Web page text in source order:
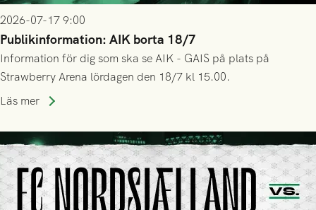
2026-07-17 9:00
Publikinformation: AIK borta 18/7
Information för dig som ska se AIK - GAIS på plats på
Strawberry Arena lördagen den 18/7 kl 15.00.
Läs mer